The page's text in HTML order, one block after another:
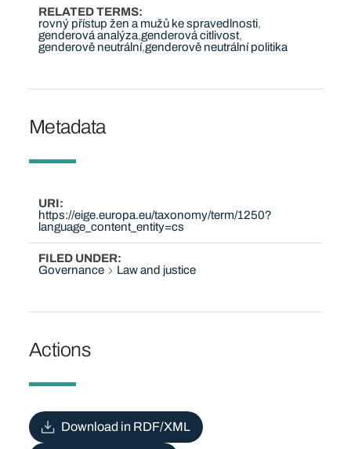
RELATED TERMS
rovný přístup žen a mužů ke spravedlnosti
genderová analýza genderová citlivost
genderově neutrální genderově neutrální politika
Metadata
URI
https://eige.europa.eu/taxonomy/term/1250?
language_content_entity=cs
FILED UNDER
Governance
Law and justice
Actions
Download in RDF/XML